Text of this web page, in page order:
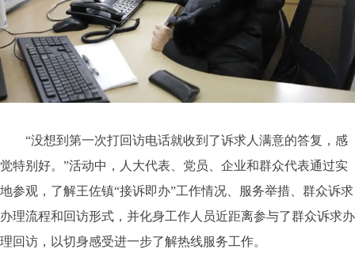
“没想到第一次打回访电话就收到了诉求人满意的答复，感
觉特别好。”活动中，人大代表、党员、企业和群众代表通过实
地参观，了解王佐镇“接诉即办”工作情况、服务举措、群众诉求
办理流程和回访形式，并化身工作人员近距离参与了群众诉求办
理回访，以切身感受进一步了解热线服务工作。